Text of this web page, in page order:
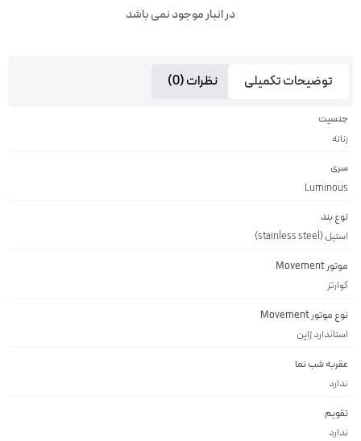
در انبار موجود نمی باشد
توضیحات تکمیلی نظرات (0)
جنسیت
زنانه
سری
Luminous
نوع بند
استیل (stainless steel)
موتور Movement
کوارتز
نوع موتور Movement
استاندارد ژاپن
عقربه شب نما
ندارد
تقویم
ندارد